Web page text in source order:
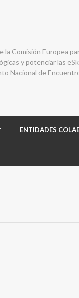
la Comisión Europea
y potenciar las
Nacional de
ENTIDADES